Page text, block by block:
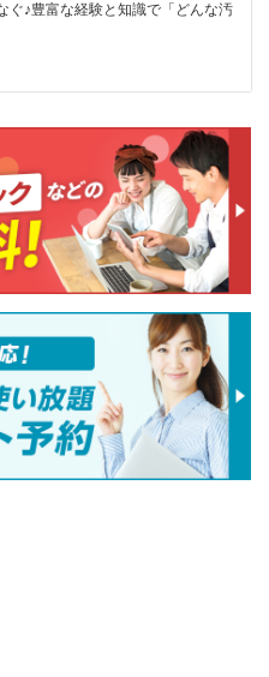
ぐ♪豊富な経験と知識で「どんな汚